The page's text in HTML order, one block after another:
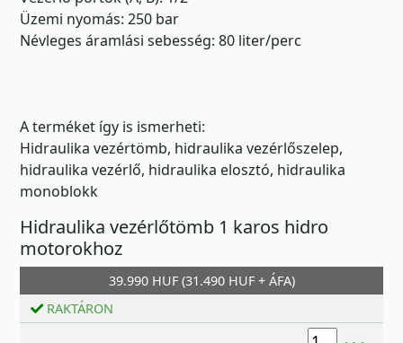
Üzemi nyomás: 250 bar
Névleges áramlási sebesség: 80 liter/perc
A terméket így is ismerheti:
Hidraulika vezértömb, hidraulika vezérlőszelep,
hidraulika vezérlő, hidraulika elosztó, hidraulika
monoblokk
Hidraulika vezérlőtömb 1 karos hidro
motorokhoz
39.990 HUF (31.490 HUF + ÁFA)
RAKTÁRON
Kosárba